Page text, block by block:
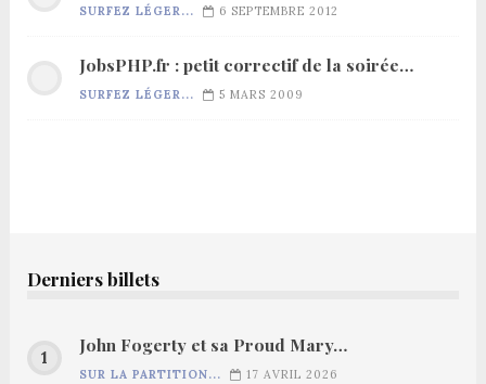
SURFEZ LÉGER... 6 SEPTEMBRE 2012
JobsPHP.fr : petit correctif de la soirée…
SURFEZ LÉGER... 5 MARS 2009
Derniers billets
John Fogerty et sa Proud Mary…
SUR LA PARTITION... 17 AVRIL 2026